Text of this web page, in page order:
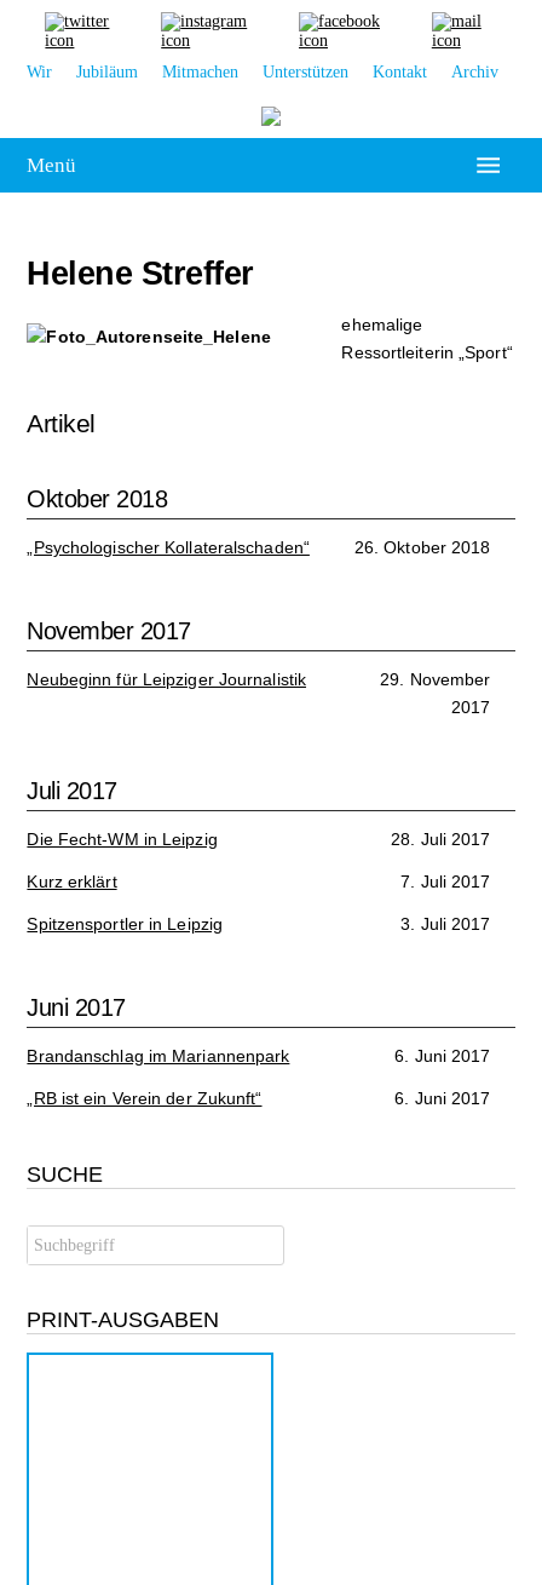
Wir Jubiläum Mitmachen Unterstützen Kontakt Archiv
Menü
Leipzig
Kolumne
Interview
Kultur
Sport
Klima
Service
Campuskultur
Helene Streffer
ehemalige
Ressortleiterin „Sport“
Artikel
Oktober 2018
„Psychologischer Kollateralschaden“ 26. Oktober 2018
November 2017
Neubeginn für Leipziger Journalistik
29. November
2017
Juli 2017
Die Fecht-WM in Leipzig 28. Juli 2017
Kurz erklärt 7. Juli 2017
Spitzensportler in Leipzig 3. Juli 2017
Juni 2017
Brandanschlag im Mariannenpark 6. Juni 2017
„RB ist ein Verein der Zukunft“ 6. Juni 2017
SUCHE
PRINT-AUSGABEN